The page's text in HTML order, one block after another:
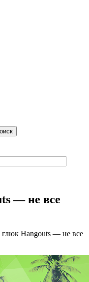
— не все
Hangouts — не все